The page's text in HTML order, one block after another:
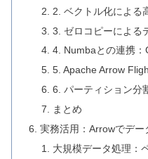
2. ベクトル化による
3. ゼロコピーによる
4. Numbaとの連携
5. Apache Arrow
6. パーティション分
まとめ
実務活用：Arrowでデ
大規模データ処理：